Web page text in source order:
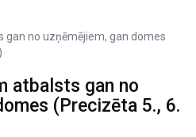
atbalsts gan no
(Precizēta 5., 6.